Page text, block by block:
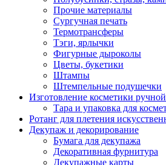
Прочие материалы
Сургучная печать
Термотрансферы
Тэги, ярлычки
Фигурные дыроколы
Цветы, букетики
Штампы
Штемпельные подушечки
Изготовление косметики
Тара и упаковка для
Ротанг для плетения
Декупаж и декорирование
Бумага для декупажа
Декоративная фурнитура
Декупажные карты